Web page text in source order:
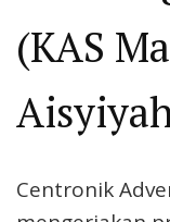
(KAS
Centronik